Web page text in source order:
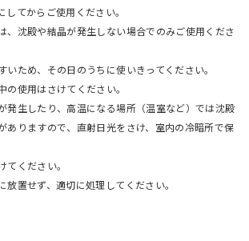
してからご使用ください。
、沈殿や結晶が発生しない場合でのみご使用くださ
いため、その日のうちに使いきってください。
の使用はさけてください。
発生したり、高温になる場所（温室など）では沈殿
ありますので、直射日光をさけ、室内の冷暗所で保
てください。
放置せず、適切に処理してください。